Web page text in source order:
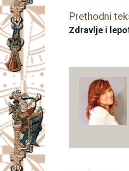
Prethodni
Zdravlje i